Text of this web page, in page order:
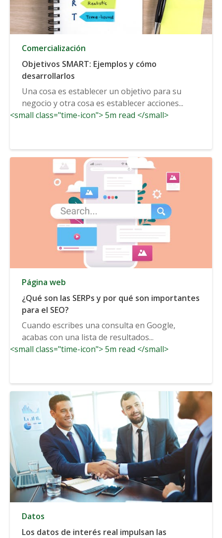
Comercialización
Objetivos SMART: Ejemplos y cómo
desarrollarlos
Una cosa es establecer un objetivo para su
negocio y otra cosa es establecer acciones...
<small class="time-icon"> 5m read </small>
Página web
¿Qué son las SERPs y por qué son importantes
para el SEO?
Cuando escribes una consulta en Google,
acabas con una lista de resultados...
<small class="time-icon"> 5m read </small>
Datos
Los datos de interés real impulsan las